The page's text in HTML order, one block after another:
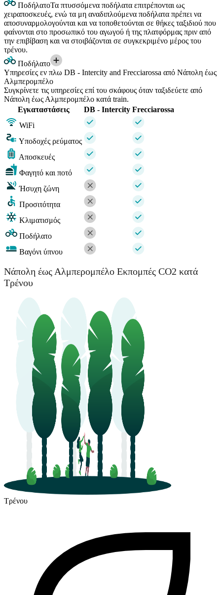
ΠοδήλατοΤα πτυσσόμενα ποδήλατα επιτρέπονται ως
χειραποσκευές, ενώ τα μη αναδιπλούμενα ποδήλατα πρέπει να
αποσυναρμολογούνται και να τοποθετούνται σε θήκες ταξιδιού που
φαίνονται στο προσωπικό του αγωγού ή της πλατφόρμας πριν από
την επιβίβαση και να στοιβάζονται σε συγκεκριμένο μέρος του
τρένου.
Ποδήλατο
Υπηρεσίες εν πλω DB - Intercity and Frecciarossa από Νάπολη έως
Αλμπερομπέλο
Συγκρίνετε τις υπηρεσίες επί του σκάφους όταν ταξιδεύετε από
Νάπολη έως Αλμπερομπέλο κατά train.
Εγκαταστάσεις
DB - Intercity Frecciarossa
WiFi
Υποδοχές ρεύματος
Αποσκευές
Φαγητό και ποτό
Ήσυχη ζώνη
Προσιτότητα
Κλιματισμός
Ποδήλατο
Βαγόνι ύπνου
Νάπολη έως Αλμπερομπέλο Εκπομπές CO2 κατά
Τρένου
Τρένου